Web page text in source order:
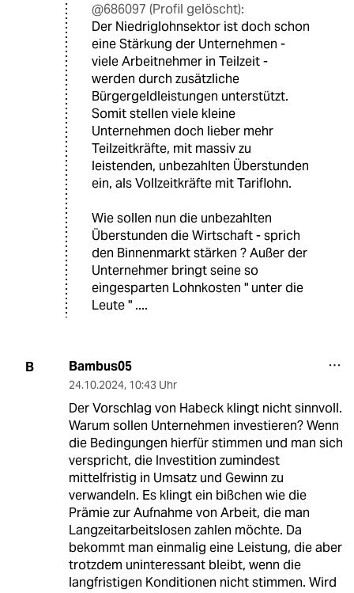
@686097 (Profil gelöscht):
Der Niedriglohnsektor ist doch schon
eine Stärkung der Unternehmen -
viele Arbeitnehmer in Teilzeit -
werden durch zusätzliche
Bürgergeldleistungen unterstützt.
Somit stellen viele kleine
Unternehmen doch lieber mehr
Teilzeitkräfte, mit massiv zu
leistenden, unbezahlten Überstunden
ein, als Vollzeitkräfte mit Tariflohn.
Wie sollen nun die unbezahlten
Überstunden die Wirtschaft - sprich
den Binnenmarkt stärken ? Außer der
Unternehmer bringt seine so
eingesparten Lohnkosten " unter die
Leute " ....
B Bambus05
24.10.2024, 10:43 Uhr
Der Vorschlag von Habeck klingt nicht sinnvoll.
Warum sollen Unternehmen investieren? Wenn
die Bedingungen hierfür stimmen und man sich
verspricht, die Investition zumindest
mittelfristig in Umsatz und Gewinn zu
verwandeln. Es klingt ein bißchen wie die
Prämie zur Aufnahme von Arbeit, die man
Langzeitarbeitslosen zahlen möchte. Da
bekommt man einmalig eine Leistung, die aber
trotzdem uninteressant bleibt, wenn die
langfristigen Konditionen nicht stimmen. Wird